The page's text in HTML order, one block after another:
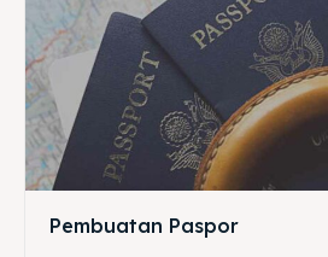
Pembuatan Paspor